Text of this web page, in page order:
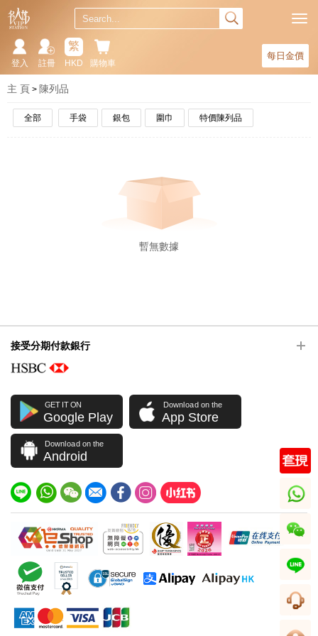
每日金價
購物車
繁
HKD
註冊
登入
主 頁 陳列品
全部 手袋 銀包 圍巾 特價陳列品
暫無數據
接受分期付款銀行
GET IT ON
Google Play
Download on the
App Store
Download on the
Android
whatsapp